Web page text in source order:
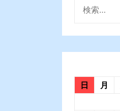
索:
日
月